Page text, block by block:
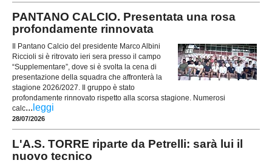
PANTANO CALCIO. Presentata una rosa
profondamente rinnovata
Il Pantano Calcio del presidente Marco Albini
Riccioli si è ritrovato ieri sera presso il campo
“Supplementare”, dove si è svolta la cena di
presentazione della squadra che affronterà la
stagione 2026/2027. Il gruppo è stato
profondamente rinnovato rispetto alla scorsa stagione. Numerosi
calc... leggi
28/07/2026
L'A.S. TORRE riparte da Petrelli: sarà lui il
nuovo tecnico